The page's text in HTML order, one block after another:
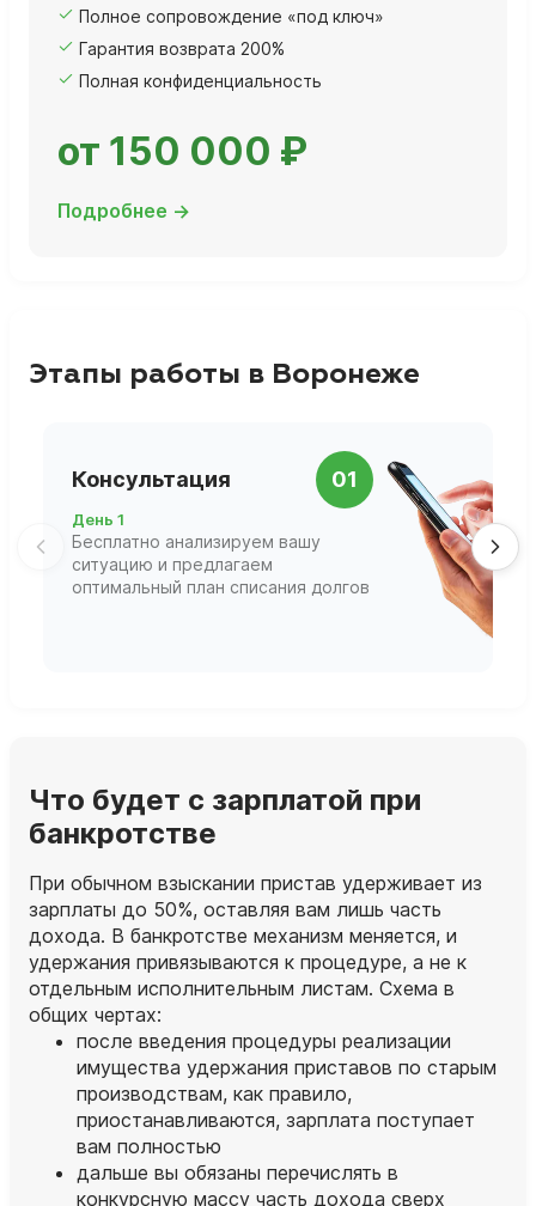
Полное сопровождение «под ключ»
Гарантия возврата 200%
Полная конфиденциальность
от 150 000 ₽
Подробнее →
Этапы работы в Воронеже
Консультация 01
День 1
Бесплатно анализируем вашу
ситуацию и предлагаем
оптимальный план списания долгов
Что будет с зарплатой при
банкротстве
При обычном взыскании пристав удерживает из
зарплаты до 50%, оставляя вам лишь часть
дохода. В банкротстве механизм меняется, и
удержания привязываются к процедуре, а не к
отдельным исполнительным листам. Схема в
общих чертах:
после введения процедуры реализации
имущества удержания приставов по старым
производствам, как правило,
приостанавливаются, зарплата поступает
вам полностью
дальше вы обязаны перечислять в
конкурсную массу часть дохода сверх